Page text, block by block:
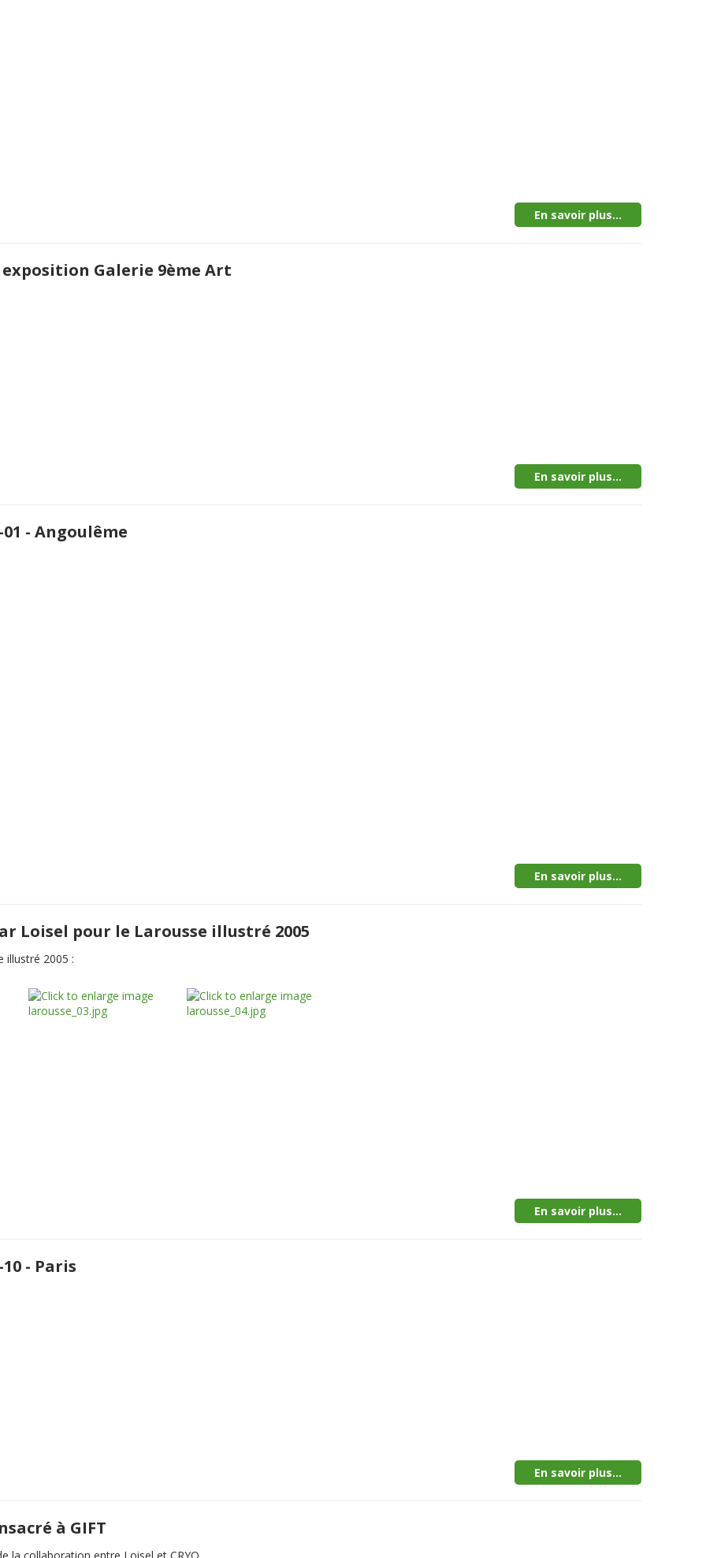
En savoir plus...
exposition Galerie 9ème Art
En savoir plus...
01 - Angoulême
En savoir plus...
Loisel pour le Larousse illustré 2005
illustré 2005 :
En savoir plus...
10 - Paris
En savoir plus...
à GIFT